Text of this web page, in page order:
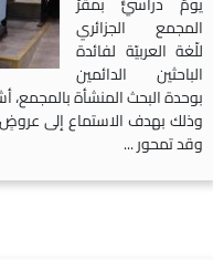
الجزائري
العربيّة لفائدة
الدائمين
البحث المنشأة بالمجمع،
بهدف الاستماع إلى عروضٍ
تمحور ...